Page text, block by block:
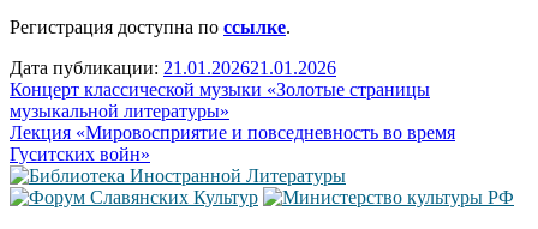
Регистрация доступна по ссылке.
Дата публикации: 21.01.202621.01.2026
Навигация
по
записям
Концерт классической музыки «Золотые страницы
музыкальной литературы»
Лекция «Мировосприятие и повседневность во время
Гуситских войн»